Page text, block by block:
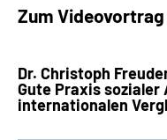
Zum Videovortrag
Dr. Christoph
Gute Praxis sozialer
internationalen